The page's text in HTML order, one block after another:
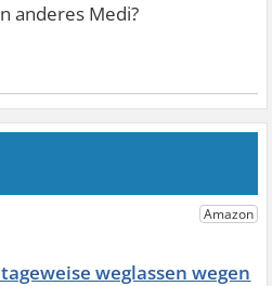
anderes Medi?
weglassen wegen